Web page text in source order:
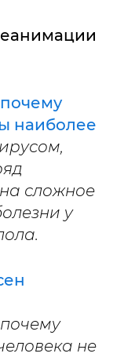
почему
наиболее
сложное
у
почему
не